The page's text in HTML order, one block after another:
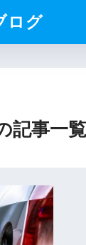
ログ
記事一覧